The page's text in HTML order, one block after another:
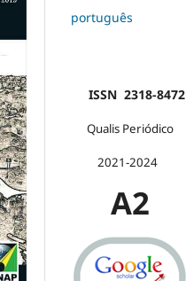
português
ISSN 2318-8472
Qualis Periódico
2021-2024
A2